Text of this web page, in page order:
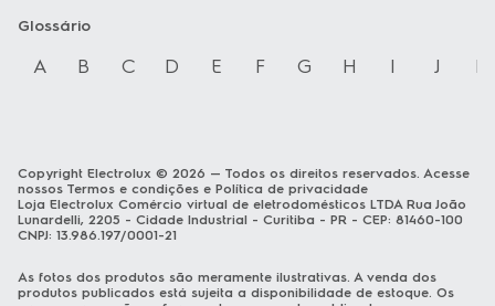
Glossário
A B C D E F G H I J K
Copyright Electrolux © 2026 — Todos os direitos reservados. Acesse
nossos Termos e condições e Política de privacidade
Loja Electrolux Comércio virtual de eletrodomésticos LTDA Rua João
Lunardelli, 2205 - Cidade Industrial - Curitiba - PR - CEP: 81460-100
CNPJ: 13.986.197/0001-21
As fotos dos produtos são meramente ilustrativas. A venda dos
produtos publicados está sujeita a disponibilidade de estoque. Os